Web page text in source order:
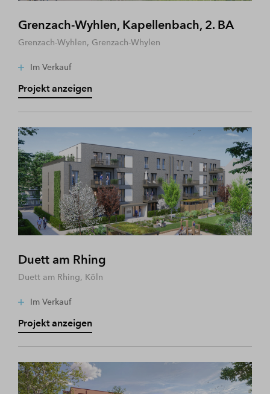
Grenzach-Wyhlen, Kapellenbach, 2. BA
Grenzach-Wyhlen, Grenzach-Whylen
Im Verkauf
Projekt anzeigen
Duett am Rhing
Duett am Rhing, Köln
Im Verkauf
Projekt anzeigen